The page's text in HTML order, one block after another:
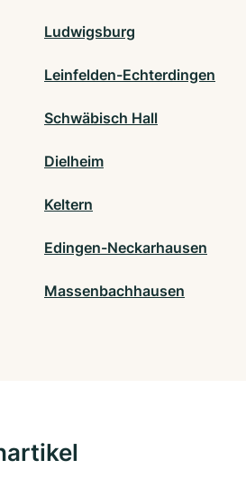
Ludwigsburg
Leinfelden-Echterdingen
Schwäbisch Hall
Dielheim
Keltern
Edingen-Neckarhausen
Massenbachhausen